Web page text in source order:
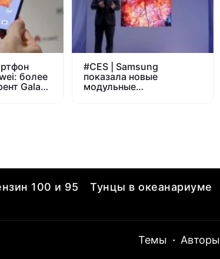
более
Galaxy
#CES | Samsung
показала новые
модульные
100 и 95 Тунцы в океанариуме
Темы · Авторы